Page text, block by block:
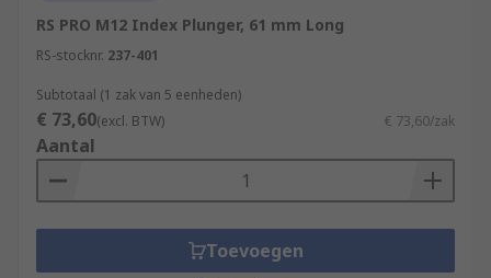
RS PRO M12 Index Plunger, 61 mm Long
RS-stocknr. 237-401
Subtotaal (1 zak van 5 eenheden)
€ 73,60(excl. BTW) € 73,60/zak
Aantal
Toevoegen